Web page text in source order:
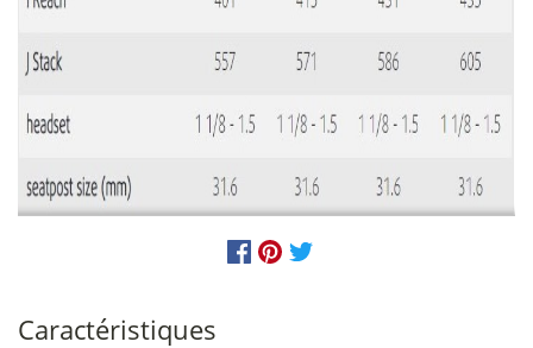
Caractéristiques